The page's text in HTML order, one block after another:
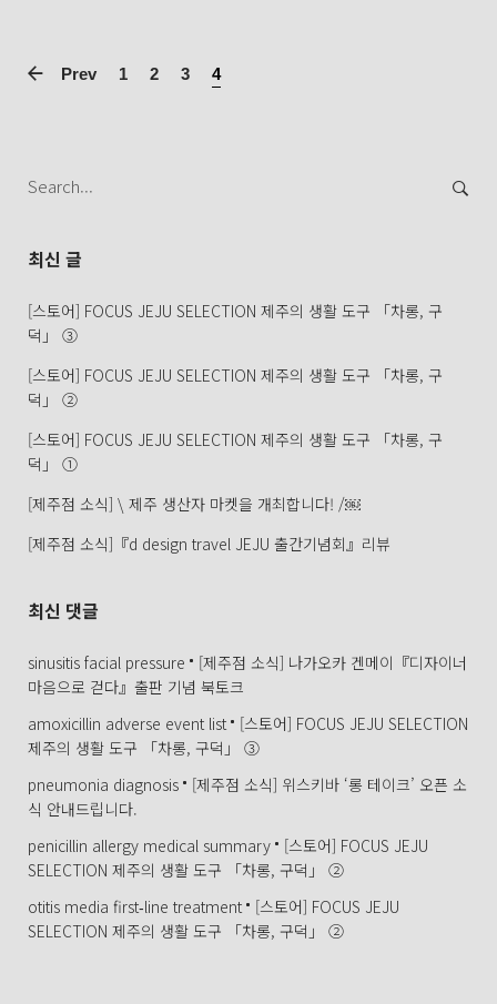
Prev 1 2 3 4
for:
최신 글
[스토어] FOCUS JEJU SELECTION 제주의 생활 도구 「차롱, 구
덕」 ③
[스토어] FOCUS JEJU SELECTION 제주의 생활 도구 「차롱, 구
덕」 ②
[스토어] FOCUS JEJU SELECTION 제주의 생활 도구 「차롱, 구
덕」 ①
[제주점 소식] \ 제주 생산자 마켓을 개최합니다! /￼
[제주점 소식]『d design travel JEJU 출간기념회』리뷰
최신 댓글
sinusitis facial pressure
[제주점 소식] 나가오카 겐메이『디자이너
마음으로 걷다』출판 기념 북토크
amoxicillin adverse event list
[스토어] FOCUS JEJU SELECTION
제주의 생활 도구 「차롱, 구덕」 ③
pneumonia diagnosis
[제주점 소식] 위스키바 ‘롱 테이크’ 오픈 소
식 안내드립니다.
penicillin allergy medical summary
[스토어] FOCUS JEJU
SELECTION 제주의 생활 도구 「차롱, 구덕」 ②
otitis media first‑line treatment
[스토어] FOCUS JEJU
SELECTION 제주의 생활 도구 「차롱, 구덕」 ②